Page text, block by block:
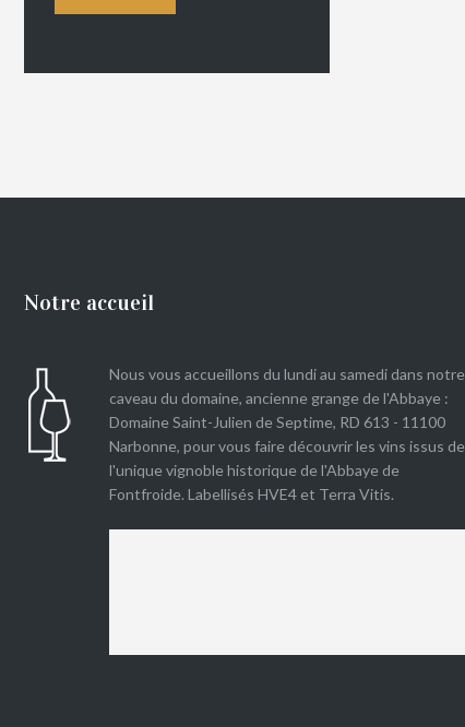
Notre accueil
Nous vous accueillons du lundi au samedi dans notre
caveau du domaine, ancienne grange de l'Abbaye :
Domaine Saint-Julien de Septime, RD 613 - 11100
Narbonne, pour vous faire découvrir les vins issus de
l'unique vignoble historique de l'Abbaye de
Fontfroide. Labellisés HVE4 et Terra Vitis.